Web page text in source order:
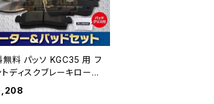
料 パッソ KGC35 用 フ
ディスクブレーキロータ.
セット PA492 （ＣＡ
/専用グリス付車体番号必